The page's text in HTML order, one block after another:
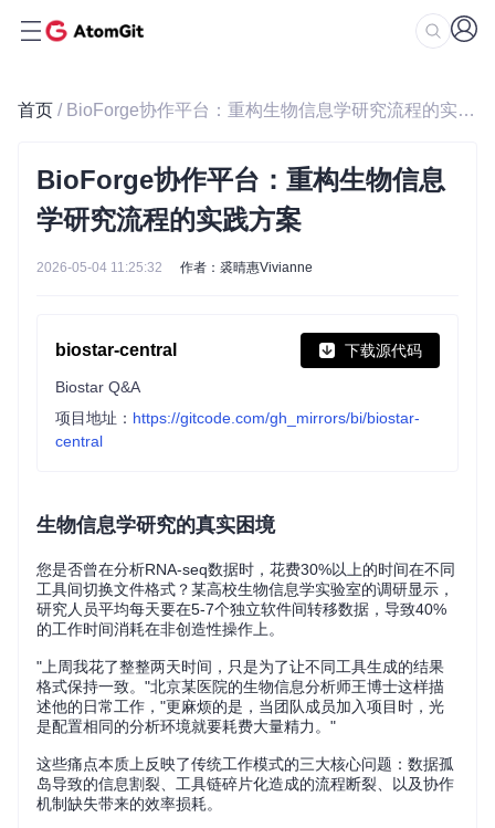
首页 / BioForge协作平台：重构生物信息学研究流程的实践方案
BioForge协作平台：重构生物信息
学研究流程的实践方案
2026-05-04 11:25:32 作者：裘晴惠Vivianne
biostar-central 下载源代码
Biostar Q&A
项目地址： https://gitcode.com/gh_mirrors/bi/biostar-
central
生物信息学研究的真实困境
您是否曾在分析RNA-seq数据时，花费30%以上的时间在不同
工具间切换文件格式？某高校生物信息学实验室的调研显示，
研究人员平均每天要在5-7个独立软件间转移数据，导致40%
的工作时间消耗在非创造性操作上。
"上周我花了整整两天时间，只是为了让不同工具生成的结果
格式保持一致。"北京某医院的生物信息分析师王博士这样描
述他的日常工作，"更麻烦的是，当团队成员加入项目时，光
是配置相同的分析环境就要耗费大量精力。"
这些痛点本质上反映了传统工作模式的三大核心问题：数据孤
岛导致的信息割裂、工具链碎片化造成的流程断裂、以及协作
机制缺失带来的效率损耗。